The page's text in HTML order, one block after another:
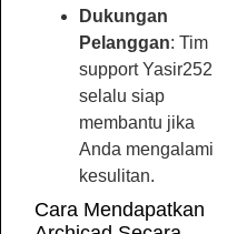
Dukungan
Pelanggan: Tim
support Yasir252
selalu siap
membantu jika
Anda mengalami
kesulitan.
Cara Mendapatkan